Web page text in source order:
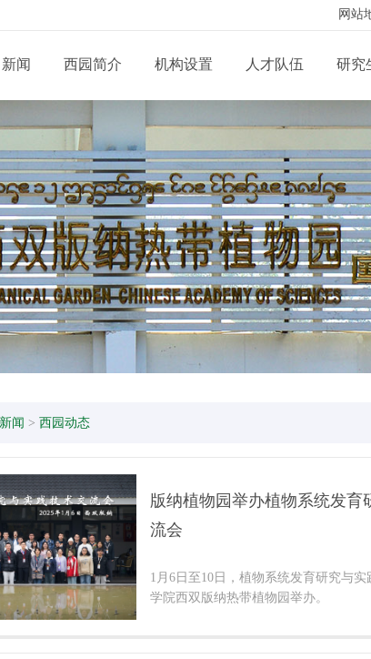
网站
新闻 西园简介
纪委
员会
识
机构设置
支撑系统
人才队伍
实验系列 其他系列
青促会小组 博士后流动站
人才招聘
研究
招生信息 培养管理
学位学科 导师队伍
学生工作 服务指南
联系我们
群团天地 廉
党务公开 文
党建专题 学
信息公开
依申请公
联系方式
新闻 > 西园动态
版纳植物园举办植物系统发育
流会
1月6日至10日，植物系统发育研究与
学院西双版纳热带植物园举办。